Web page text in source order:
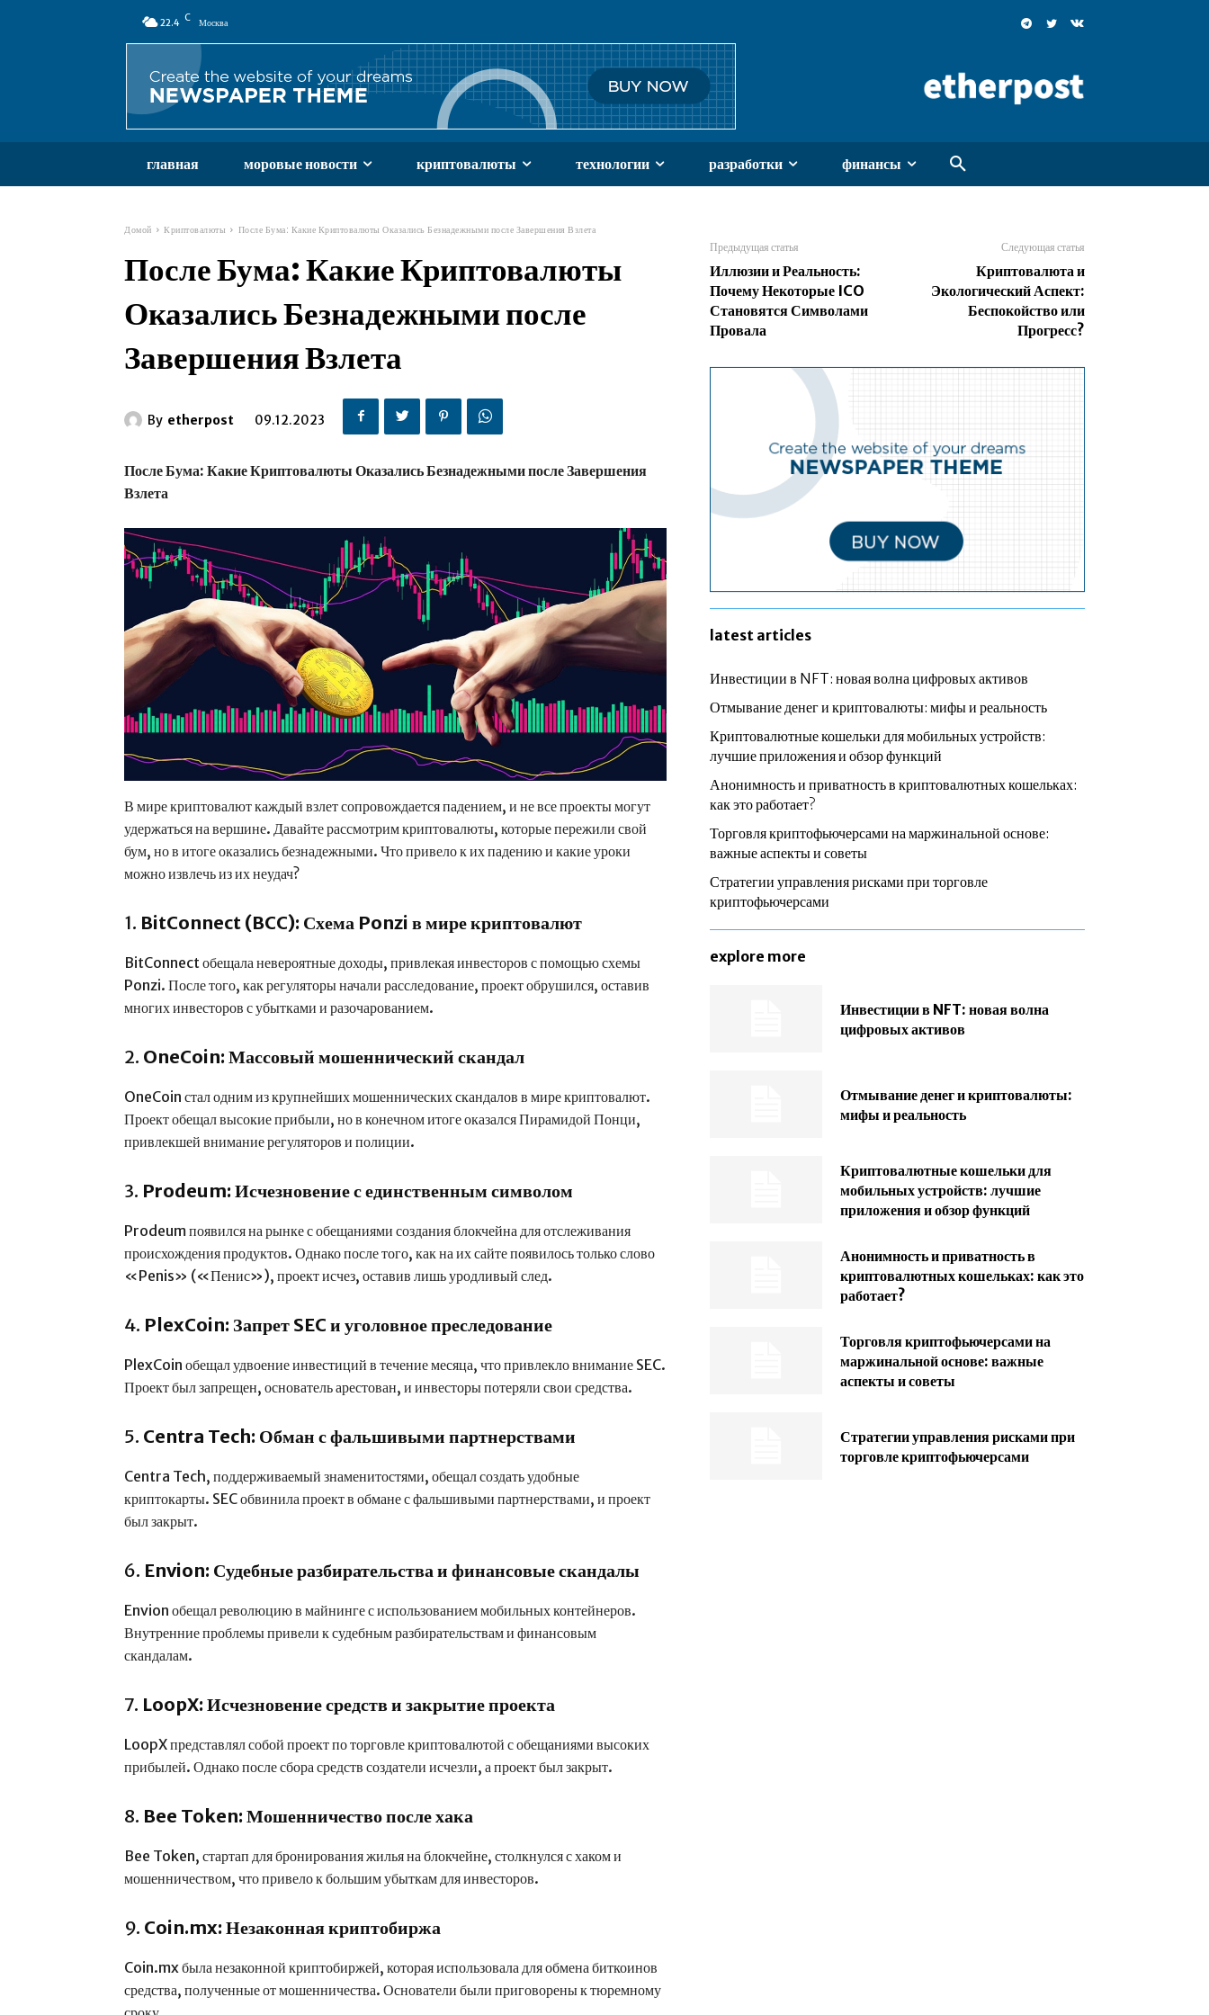
22.4 C Москва
главная моровые новости криптовалюты технологии разработки финансы
Домой Криптовалюты После Бума: Какие Криптовалюты Оказались Безнадежными после Завершения Взлета
После Бума: Какие Криптовалюты
Оказались Безнадежными после
Завершения Взлета
By etherpost 09.12.2023
После Бума: Какие Криптовалюты Оказались Безнадежными после Завершения
Взлета
В мире криптовалют каждый взлет сопровождается падением, и не все проекты могут
удержаться на вершине. Давайте рассмотрим криптовалюты, которые пережили свой
бум, но в итоге оказались безнадежными. Что привело к их падению и какие уроки
можно извлечь из их неудач?
1. BitConnect (BCC): Схема Ponzi в мире криптовалют
BitConnect обещала невероятные доходы, привлекая инвесторов с помощью схемы
Ponzi. После того, как регуляторы начали расследование, проект обрушился, оставив
многих инвесторов с убытками и разочарованием.
2. OneCoin: Массовый мошеннический скандал
OneCoin стал одним из крупнейших мошеннических скандалов в мире криптовалют.
Проект обещал высокие прибыли, но в конечном итоге оказался Пирамидой Понци,
привлекшей внимание регуляторов и полиции.
3. Prodeum: Исчезновение с единственным символом
Prodeum появился на рынке с обещаниями создания блокчейна для отслеживания
происхождения продуктов. Однако после того, как на их сайте появилось только слово
«Penis» («Пенис»), проект исчез, оставив лишь уродливый след.
4. PlexCoin: Запрет SEC и уголовное преследование
PlexCoin обещал удвоение инвестиций в течение месяца, что привлекло внимание SEC.
Проект был запрещен, основатель арестован, и инвесторы потеряли свои средства.
5. Centra Tech: Обман с фальшивыми партнерствами
Centra Tech, поддерживаемый знаменитостями, обещал создать удобные
криптокарты. SEC обвинила проект в обмане с фальшивыми партнерствами, и проект
был закрыт.
6. Envion: Судебные разбирательства и финансовые скандалы
Envion обещал революцию в майнинге с использованием мобильных контейнеров.
Внутренние проблемы привели к судебным разбирательствам и финансовым
скандалам.
7. LoopX: Исчезновение средств и закрытие проекта
LoopX представлял собой проект по торговле криптовалютой с обещаниями высоких
прибылей. Однако после сбора средств создатели исчезли, а проект был закрыт.
8. Bee Token: Мошенничество после хака
Bee Token, стартап для бронирования жилья на блокчейне, столкнулся с хаком и
мошенничеством, что привело к большим убыткам для инвесторов.
9. Coin.mx: Незаконная криптобиржа
Coin.mx была незаконной криптобиржей, которая использовала для обмена биткоинов
средства, полученные от мошенничества. Основатели были приговорены к тюремному
Предыдущая статья
Иллюзии и Реальность:
Почему Некоторые ICO
Становятся Символами
Провала
Следующая статья
Криптовалюта и
Экологический Аспект:
Беспокойство или
Прогресс?
latest articles
Инвестиции в NFT: новая волна цифровых активов
Отмывание денег и криптовалюты: мифы и реальность
Криптовалютные кошельки для мобильных устройств:
лучшие приложения и обзор функций
Анонимность и приватность в криптовалютных кошельках:
как это работает?
Торговля криптофьючерсами на маржинальной основе:
важные аспекты и советы
Стратегии управления рисками при торговле
криптофьючерсами
explore more
Инвестиции в NFT: новая волна
цифровых активов
Отмывание денег и криптовалюты:
мифы и реальность
Криптовалютные кошельки для
мобильных устройств: лучшие
приложения и обзор функций
Анонимность и приватность в
криптовалютных кошельках: как это
работает?
Торговля криптофьючерсами на
маржинальной основе: важные
аспекты и советы
Стратегии управления рисками при
торговле криптофьючерсами